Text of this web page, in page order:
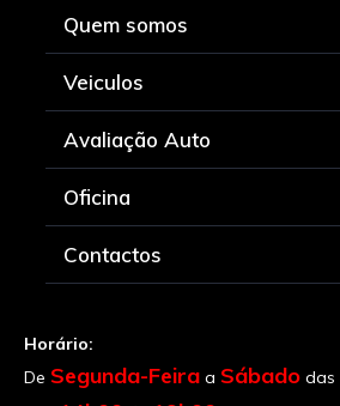
Quem somos
Veiculos
Avaliação Auto
Oficina
Contactos
Horário:
De Segunda-Feira a Sábado das